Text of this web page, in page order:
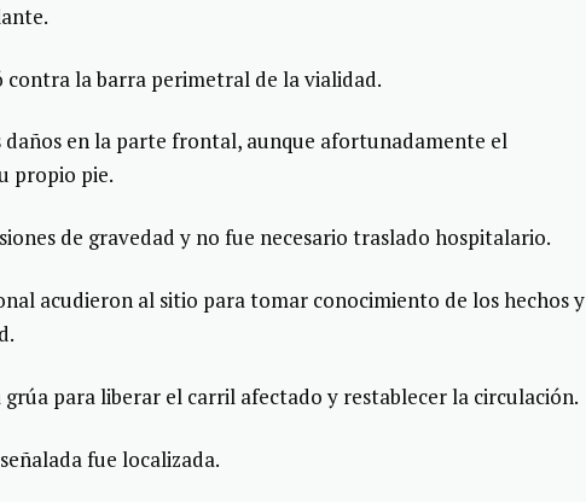
contra la barra perimetral de la vialidad.
daños en la parte frontal, aunque afortunadamente el
propio pie.
de gravedad y no fue necesario traslado hospitalario.
acudieron al sitio para tomar conocimiento de los hechos y
para liberar el carril afectado y restablecer la circulación.
fue localizada.